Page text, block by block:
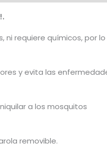
requiere químicos, por
y evita las
a los mosquitos
removible.